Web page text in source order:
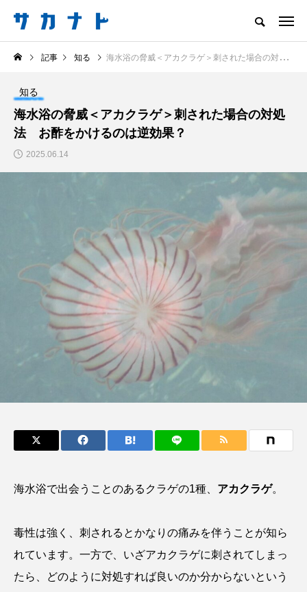
サカナをもっと好きになる
知る 食べる 楽しむ 創る
注目記事 サカナを知ろう
食べる
＜ツバメウオ＞は意外
と美味しい！ “でかい
鰭”が特徴的な魚を実
際に食べてみた
椎名まさ
と
2026.08.05
意外と簡単！ 100均で
買った道具で＜魚のは
く製＞を作ってみた
夏休みの自由研究にい
かが？2026.06.02
キーワードから探す
かんぱち わたしと水族館 アイゴ
アカクラゲ アカザ アカハタ
アカムツ アカメ アクアリウム
記事 知る 海水浴の脅威＜アカクラゲ＞刺された場合の対処法 お酢をかけるのは逆効果？
知る
海水浴の脅威＜アカクラゲ＞刺された場合の対処
法 お酢をかけるのは逆効果？
2025.06.14
海水浴で出会うことのあるクラゲの1種、 アカクラゲ。
毒性は強く、刺されるとかなりの痛みを伴うことが知ら
れています。一方で、いざアカクラゲに刺されてしまっ
たら、どのように対処すれば良いのか分からないという